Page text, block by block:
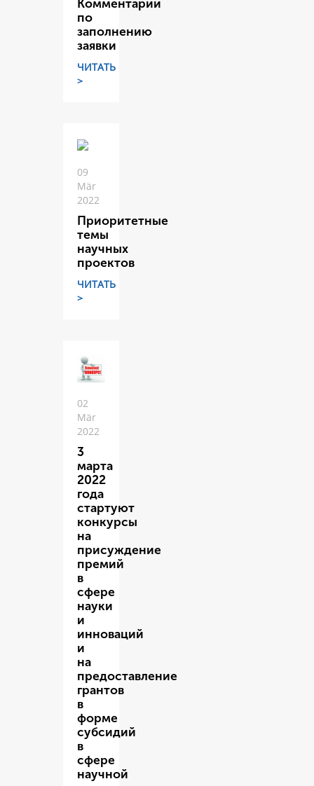
Комментарии
по
заполнению
заявки
ЧИТАТЬ
>
09
Mär
2022
Приоритетные
темы
научных
проектов
ЧИТАТЬ
>
02
Mär
2022
3
марта
2022
года
стартуют
конкурсы
на
присуждение
премий
в
сфере
науки
и
инноваций
и
на
предоставление
грантов
в
форме
субсидий
в
сфере
научной